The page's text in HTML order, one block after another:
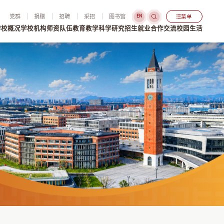
党群 捐赠 招聘 采招 图书馆 EN 菜单
概况学校机构师资队伍教育教学科学研究招生就业合作交流校园生活